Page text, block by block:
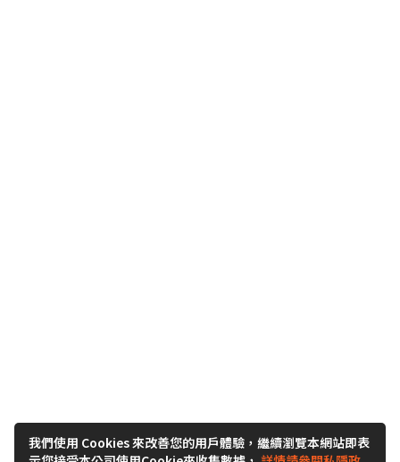
我們使用 Cookies 來改善您的用戶體驗，繼續瀏覽本網站即表